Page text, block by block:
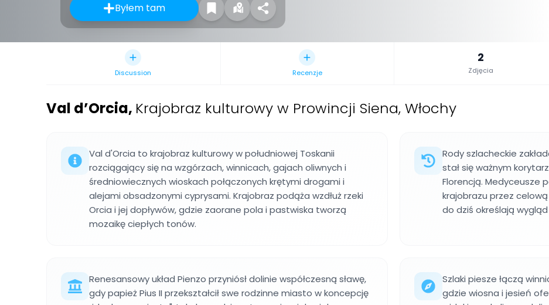
Byłem tam
Discussion Recenzje
2
Zdjęcia
Val d’Orcia, Krajobraz kulturowy w Prowincji Siena, Włochy
Val d'Orcia to krajobraz kulturowy w południowej Toskanii
rozciągający się na wzgórzach, winnicach, gajach oliwnych i
średniowiecznych wioskach połączonych krętymi drogami i
alejami obsadzonymi cyprysami. Krajobraz podąża wzdłuż rzeki
Orcia i jej dopływów, gdzie zaorane pola i pastwiska tworzą
mozaikę ciepłych tonów.
Rody szlacheckie
stał się ważnym
Florencją. Medyceusze
krajobrazu przez
do dziś określają
Renesansowy układ Pienzo przyniósł dolinie współczesną sławę,
gdy papież Pius II przekształcił swe rodzinne miasto w koncepcję
Szlaki piesze łączą
gdzie wiosna i jesień